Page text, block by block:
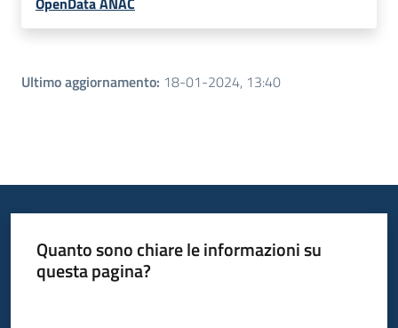
Ultimo aggiornamento: 18-01-2024, 13:40
Quanto sono chiare le informazioni su
questa pagina?